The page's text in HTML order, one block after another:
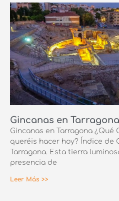
Gincanas en Tarragona
Gincanas en Tarragona ¿Qué
queréis hacer hoy? Índice de
Tarragona. Esta tierra
presencia de
Leer Más >>